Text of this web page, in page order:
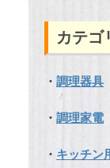
カテゴ
・ 調理器具
・ 調理家電
・ キッチン